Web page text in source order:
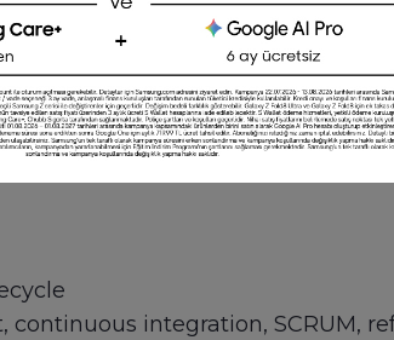
join our team and help us build
and for writing beautiful
to deliver world-class
integration, SCRUM,